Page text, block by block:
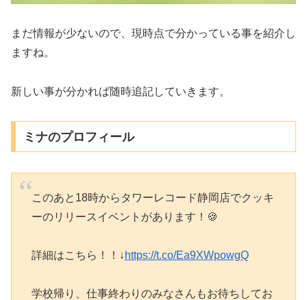
まだ情報が少ないので、現時点で分かっている事を紹介し
ますね。
新しい事が分かれば随時追記していきます。
ミナのプロフィール
このあと18時からタワーレコード静岡店でクッキ
ーのリリースイベントがあります！🍪
詳細はこちら！！↓ https://t.co/Ea9XWpowgQ
学校帰り、仕事終わりのみなさんもお待ちしてお